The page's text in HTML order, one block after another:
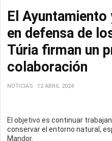
El
en defensa de
Túria firman un
colaboración
NOTICIAS 12 ABRIL 2024
El objetivo es continuar
conservar el entorno natural,
Mandor.